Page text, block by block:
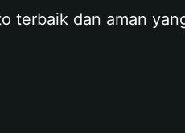
terbaik dan aman